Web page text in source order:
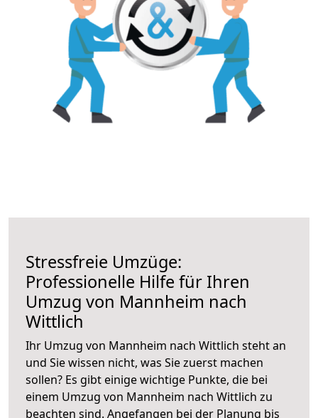
Stressfreie Umzüge:
Professionelle Hilfe für Ihren
Umzug von Mannheim nach
Wittlich
Ihr Umzug von Mannheim nach Wittlich steht an
und Sie wissen nicht, was Sie zuerst machen
sollen? Es gibt einige wichtige Punkte, die bei
einem Umzug von Mannheim nach Wittlich zu
beachten sind. Angefangen bei der Planung bis